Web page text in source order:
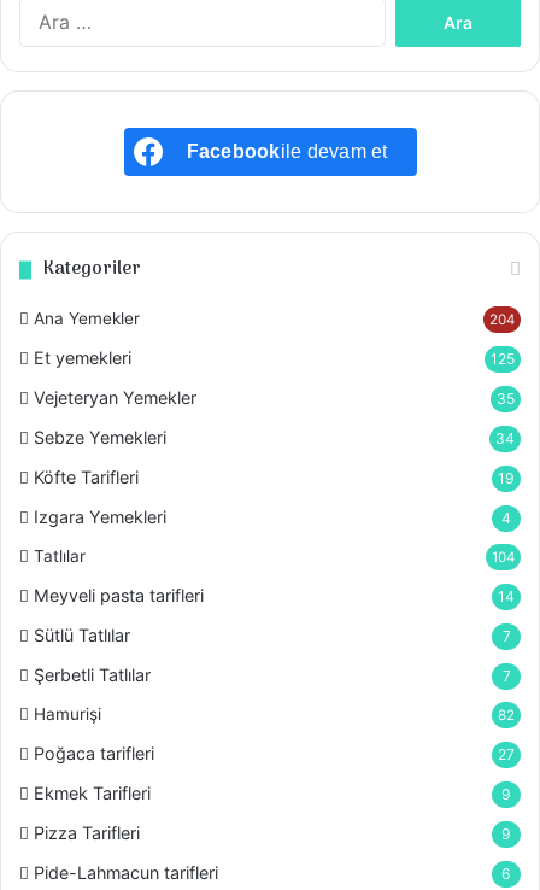
Facebookile devam et
Kategoriler
Ana Yemekler 204
Et yemekleri 125
Vejeteryan Yemekler 35
Sebze Yemekleri 34
Köfte Tarifleri 19
Izgara Yemekleri 4
Tatlılar 104
Meyveli pasta tarifleri 14
Sütlü Tatlılar 7
Şerbetli Tatlılar 7
Hamurişi 82
Poğaca tarifleri 27
Ekmek Tarifleri 9
Pizza Tarifleri 9
Pide-Lahmacun tarifleri 6